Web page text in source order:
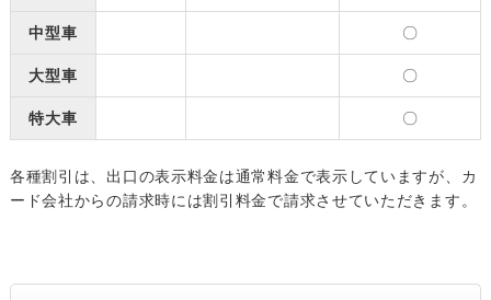
中型車 〇
大型車 〇
特大車 〇
各種割引は、出口の表示料金は通常料金で表示していますが、カ
ード会社からの請求時には割引料金で請求させていただきます。